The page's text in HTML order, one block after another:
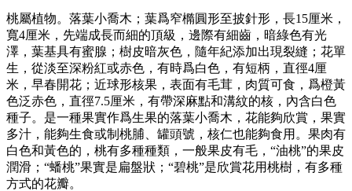
桃屬植物。落葉小喬木；葉爲窄橢圓形至披針形，長15厘米，
寬4厘米，先端成長而細的頂級，邊際有細齒，暗綠色有光
澤，葉基具有蜜腺；樹皮暗灰色，隨年紀添加出現裂縫；花單
生，從淡至深粉紅或赤色，有時爲白色，有短柄，直徑4厘
米，早春開花；近球形核果，表面有毛茸，肉質可食，爲橙黃
色泛赤色，直徑7.5厘米，有帶深麻點和溝紋的核，內含白色
種子。是一種果實作爲生果的落葉小喬木，花能夠欣賞，果實
多汁，能夠生食或制桃脯、罐頭號，核仁也能夠食用。果肉有
白色和黃色的，桃有多種種類，一般果皮有毛，“油桃”的果皮
潤滑；“蟠桃”果實是扁盤狀；“碧桃”是欣賞花用桃樹，有多種
方式的花瓣。